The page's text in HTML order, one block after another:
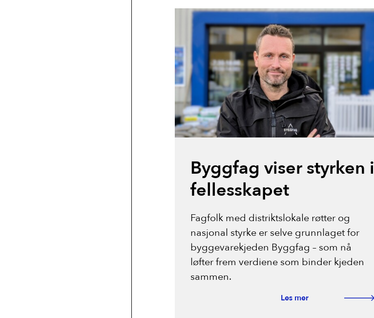
Byggfag viser styrken i
fellesskapet
Fagfolk med distriktslokale røtter og
nasjonal styrke er selve grunnlaget for
byggevarekjeden Byggfag – som nå
løfter frem verdiene som binder kjeden
sammen.
Les mer